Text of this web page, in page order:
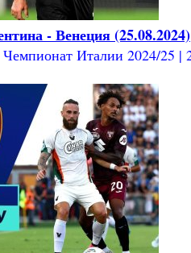
- Венеция (25.08.2024)
Италии 2024/25 |